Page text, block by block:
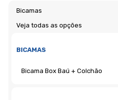
Bicamas
Veja todas as opções
BICAMAS